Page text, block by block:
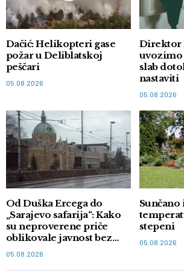
Dačić: Helikopteri gase
požar u Deliblatskoj
peščari
05.08.2026
Direktor
uvozimo
slab
nastaviti
05.08.2026
Od Duška Ercega do
„Sarajevo safarija“: Kako
su neproverene priče
oblikovale javnost bez
05.08.2026
stepeni
05.08.2026